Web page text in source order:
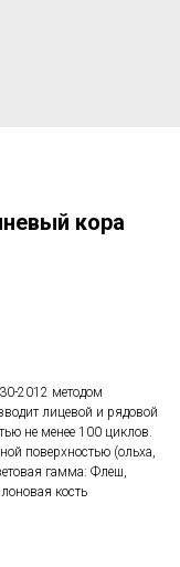
кора
2012 методом
лицевой и рядовой
не менее 100 циклов.
поверхностью (ольха,
гамма: Флеш,
кость